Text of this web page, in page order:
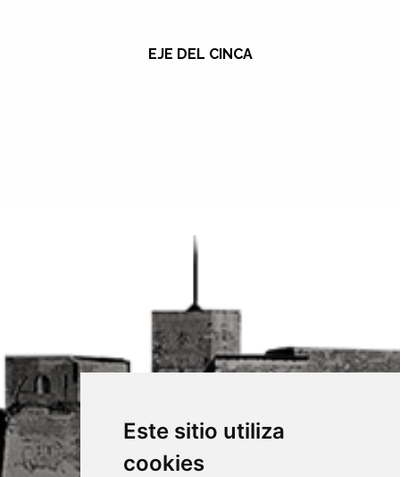
Este sitio utiliza
cookies
EJE DEL CINCA